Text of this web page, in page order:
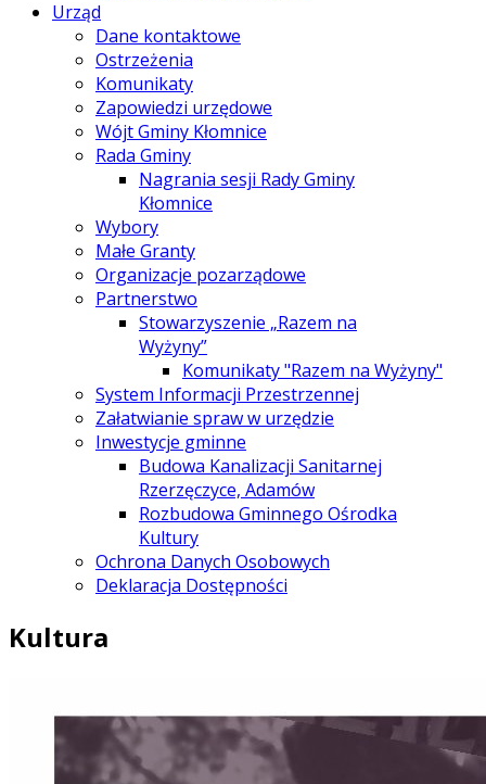
Urząd
Dane kontaktowe
Ostrzeżenia
Komunikaty
Zapowiedzi urzędowe
Wójt Gminy Kłomnice
Rada Gminy
Nagrania sesji Rady Gminy
Kłomnice
Wybory
Małe Granty
Organizacje pozarządowe
Partnerstwo
Stowarzyszenie „Razem na
Wyżyny”
Komunikaty "Razem na Wyżyny"
System Informacji Przestrzennej
Załatwianie spraw w urzędzie
Inwestycje gminne
Budowa Kanalizacji Sanitarnej
Rzerzęczyce, Adamów
Rozbudowa Gminnego Ośrodka
Kultury
Ochrona Danych Osobowych
Deklaracja Dostępności
Kultura